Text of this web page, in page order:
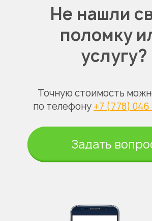
Не нашли
поломку
услугу?
Точную стоимость
по телефону +7 (778) 046
Задать